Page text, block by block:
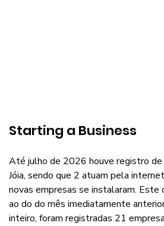
Starting a Business
Até julho de 2026 houve registro de
Jóia, sendo que 2 atuam pela
novas empresas se instalaram. Este
ao do do mês imediatamente
inteiro, foram registradas 21